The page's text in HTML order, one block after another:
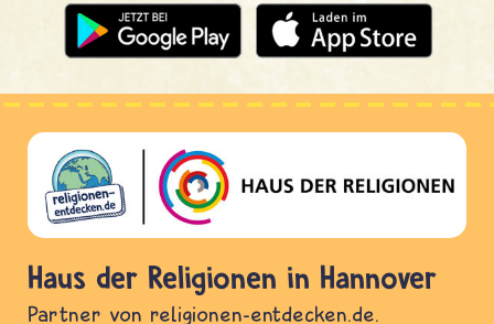
Haus der Religionen in Hannover
Partner von religionen-entdecken.de.